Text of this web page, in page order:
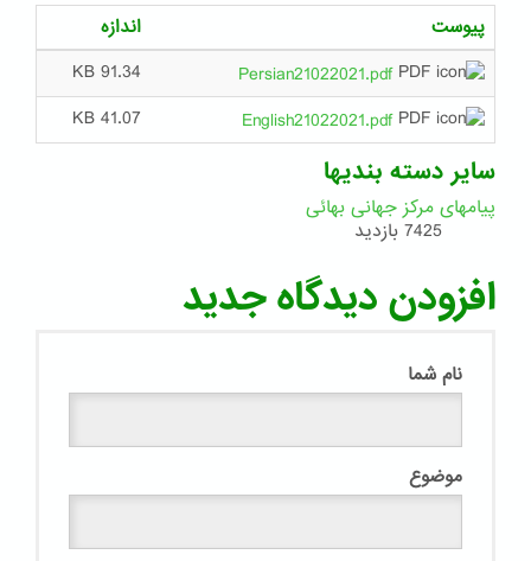
پیوست
اندازه
Persian21022021.pdf
91.34 KB
English21022021.pdf
41.07 KB
سایر دسته بندیها
پیامهای مرکز جهانی بهائی
7425 بازدید
افزودن دیدگاه جدید
نام شما
موضوع